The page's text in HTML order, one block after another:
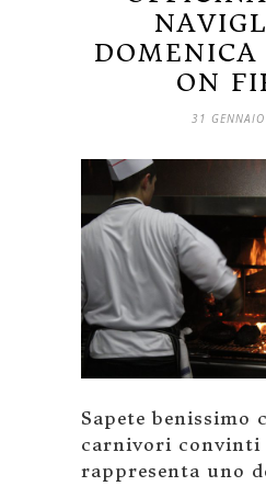
DOMENICA
ON
31
Sapete benissimo
carnivori convinti
rappresenta uno